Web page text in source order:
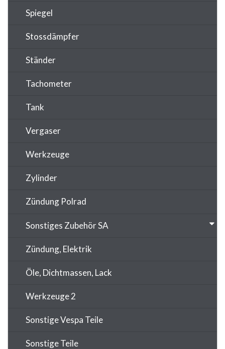
Spiegel
Stossdämpfer
Ständer
Tachometer
Tank
Vergaser
Werkzeuge
Zylinder
Zündung Polrad
Sonstiges Zubehör SA
Zündung, Elektrik
Öle, Dichtmassen, Lack
Werkzeuge 2
Sonstige Vespa Teile
Sonstige Teile